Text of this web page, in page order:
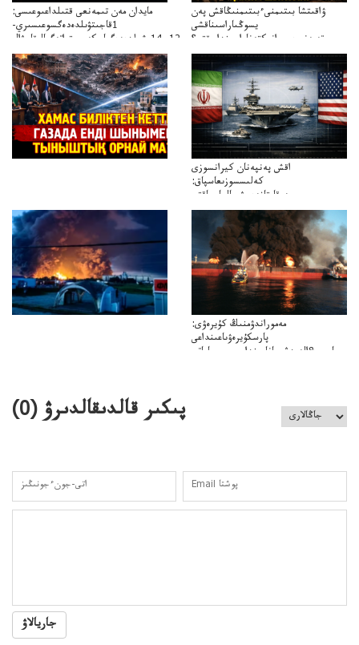
مايدان مەن تىمەنعى قتىلداعىوعىسى:
1قاجىتۋىلدەدەگسوعىسىري-
سترات12ي14ىشىلدەدەگىاسكەريستراتەگيالىقاحۋال
ۋاقىتشا بىتىمنىءبىتىمنىڭاقش پەن
يسوڭىاراسىناقشى
تەپەنىرەسيرانىكتەناراسىنداعىقتى؟
تەكەتىرەسنەلىكتەنقايتاۋشىقتى؟
اقش پەنپەنان كيرانسوزى
كەلىسسوزىعاسپاق:
دوقايتازدەسۋىجالعاسپاقتى
باسەڭدەتدوحا؟
كەزدەسۋىشيەلەنىستىباسەڭدەتەمە؟
مەموراندۋمنىڭ كۇيرەۋى:
پارسكۇيرەۋىاعىنداعى
پارسى&الەمدشىعاناعىنداعىسىن ساعاتى
پىكىر قالدىقالدىرۋ (0
)
جاريالاۋ